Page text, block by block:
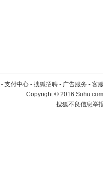
- 支付中心 - 搜狐招聘 - 广告服务 - 客
Copyright©2016
搜狐不良信息举